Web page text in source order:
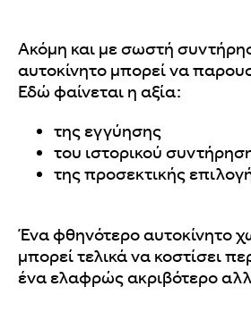
Ακόμη και με σωστή
αυτοκίνητο μπορεί να
Εδώ φαίνεται η αξία:
της εγγύησης
του ιστορικού
της προσεκτικής
Ένα φθηνότερο αυτοκίνητο
μπορεί τελικά να κοστίσει
ένα ελαφρώς ακριβότερο